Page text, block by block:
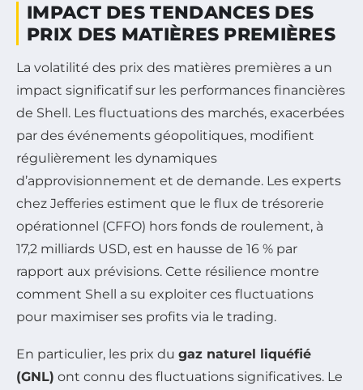
IMPACT DES TENDANCES DES
PRIX DES MATIÈRES PREMIÈRES
La volatilité des prix des matières premières a un
impact significatif sur les performances financières
de Shell. Les fluctuations des marchés, exacerbées
par des événements géopolitiques, modifient
régulièrement les dynamiques
d’approvisionnement et de demande. Les experts
chez Jefferies estiment que le flux de trésorerie
opérationnel (CFFO) hors fonds de roulement, à
17,2 milliards USD, est en hausse de 16 % par
rapport aux prévisions. Cette résilience montre
comment Shell a su exploiter ces fluctuations
pour maximiser ses profits via le trading.
En particulier, les prix du gaz naturel liquéfié
(GNL) ont connu des fluctuations significatives. Le